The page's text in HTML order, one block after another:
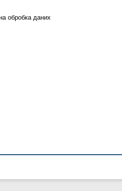
обробка даних